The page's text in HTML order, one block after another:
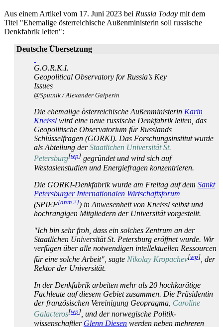
Aus einem Artikel vom 17. Juni 2023 bei Russia Today mit dem
Titel "Ehemalige österreichische Außenministerin soll russische
Denkfabrik leiten":
Deutsche Übersetzung
G.O.R.K.I.
Geopolitical Observatory for Russia’s Key
Issues
@Sputnik / Alexander Galperin
Die ehemalige österreichische Außenministerin Karin
Kneissl wird eine neue russische Denkfabrik leiten, das
Geopolitische Observatorium für Russlands
Schlüsselfragen (GORKI). Das Forschungsinstitut wurde
als Abteilung derStaatlichen Universität St.
Petersburg[wp] gegründet und wird sich auf
Westasienstudien und Energiefragen konzentrieren.
Die GORKI-Denkfabrik wurde am Freitag auf dem Sankt
Petersburger Internationalen Wirtschaftsforum
(SPIEF[anm 2]) in Anwesenheit von Kneissl selbst und
hochrangigen Mitgliedern der Universität vorgestellt.
"Ich bin sehr froh, dass ein solches Zentrum an der
Staatlichen Universität St. Petersburg eröffnet wurde. Wir
verfügen über alle notwendigen intellektuellen Ressourcen
für eine solche Arbeit", sagte Nikolay Kropachev[wp], der
Rektor der Universität.
In der Denkfabrik arbeiten mehr als 20 hochkarätige
Fachleute auf diesem Gebiet zusammen. Die Präsidentin
der französischen Vereinigung Geopragma, Caroline
Galacteros[wp], und der norwegische Politik­
wissenschaftler Glenn Diesen werden neben mehreren